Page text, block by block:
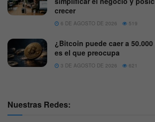
crecer
6 DE AGOSTO DE 2026 519
¿Bitcoin puede caer a
es el que preocupa
3 DE AGOSTO DE 2026 621
Nuestras Redes: